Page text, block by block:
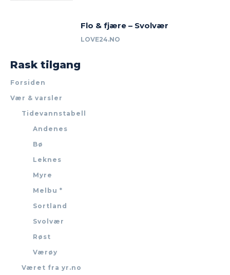
Flo & fjære – Svolvær
LOVE24.NO
Rask tilgang
Forsiden
Vær & varsler
Tidevannstabell
Andenes
Bø
Leknes
Myre
Melbu *
Sortland
Svolvær
Røst
Værøy
Været fra yr.no